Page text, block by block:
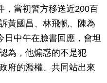
，當初警方移送近200百
黃國昌、林飛帆、陳為
日中午在臉書回應，會坦
為，他煽惑的不是犯
府的濫權、共同站出來